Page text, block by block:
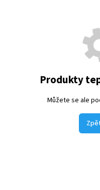
Produkty
Můžete se ale